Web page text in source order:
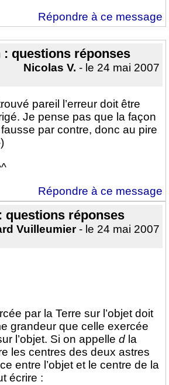
Répondre à ce message
: questions réponses
Nicolas V. - le 24 mai 2007
pareil l’erreur doit être
Je pense pas que la façon
par contre, donc au pire
Répondre à ce message
questions réponses
Vuilleumier- le 24 mai 2007
par la Terre sur l’objet doit
grandeur que celle exercée
l’objet. Si on appelle d la
les centres des deux astres
entre l’objet et le centre de la
écrire :